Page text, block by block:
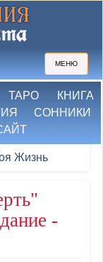
МЕНЮ
ТАРО
КНИГА
СОННИКИ
Жизнь
-